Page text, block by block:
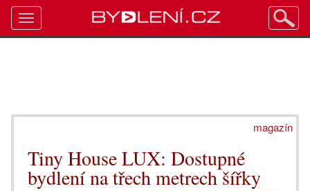
magazín
Tiny House LUX: Dostupné
bydlení na třech metrech šířky
Toggle
navigation